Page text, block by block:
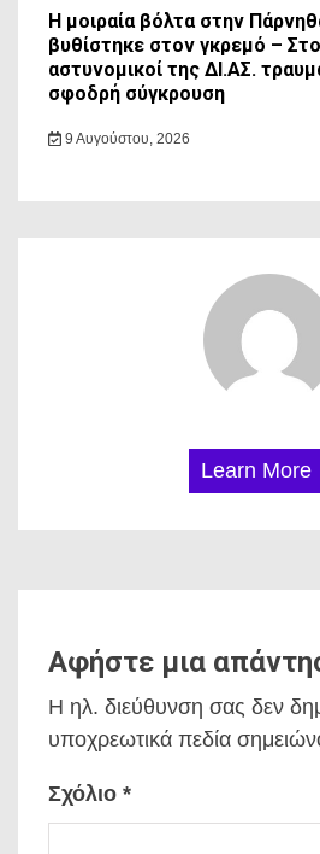
Η μοιραία βόλτα στην
βυθίστηκε στον γκρεμό –
αστυνομικοί της ΔΙ.ΑΣ.
σφοδρή σύγκρουση
9 Αυγούστου, 2026
Learn
Αφήστε μια
Η ηλ. διεύθυνση σας δεν
υποχρεωτικά πεδία
Σχόλιο *